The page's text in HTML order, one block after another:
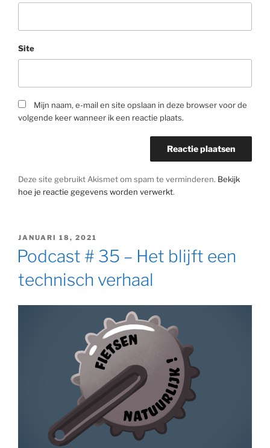
Site
Mijn naam, e-mail en site opslaan in deze browser voor de
volgende keer wanneer ik een reactie plaats.
Deze site gebruikt Akismet om spam te verminderen. Bekijk
hoe je reactie gegevens worden verwerkt.
GEPLAATST
OP
JANUARI 18, 2021
Podcast # 35 – Het blijft een
technisch verhaal